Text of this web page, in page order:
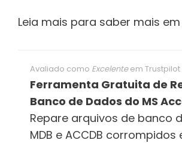
Leia mais para saber mais
Avaliado como Excelenteem Trustpilot
Ferramenta Gratuita de
Banco de Dados do MS
Repare arquivos de banco
MDB e ACCDB corrompidos